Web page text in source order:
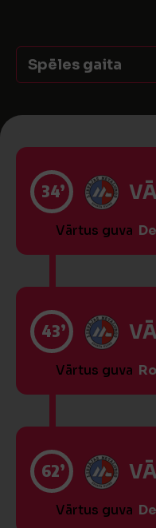
Spēles gaita
34’
Vārtus guva
43’
Vārtus guva
62’
Vārtus guva